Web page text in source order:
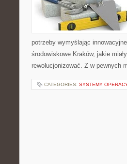
potrzeby wymyślając
środowiskowe Kraków, jakie
rewolucjonizować. Z w pewnych
CATEGORIES: SYSTEMY